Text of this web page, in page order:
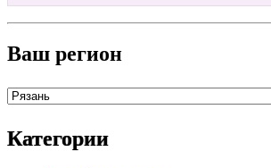
Ваш регион
Категории